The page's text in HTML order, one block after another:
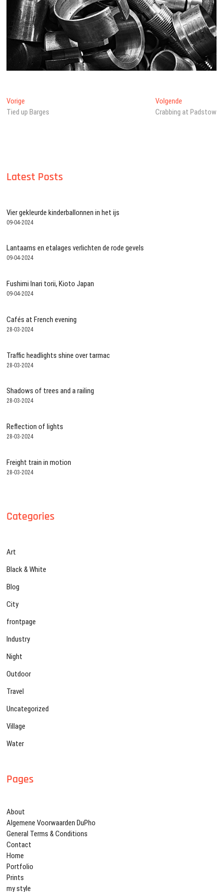
Bericht
navigatie
Vorige
bericht:
Tied up Barges
VolgendeVolgend
bericht:
Crabbing at Padstow
Latest Posts
Vier gekleurde kinderballonnen in het ijs
09-04-2024
Lantaarns en etalages verlichten de rode gevels
09-04-2024
Fushimi Inari torii, Kioto Japan
09-04-2024
Cafés at French evening
28-03-2024
Traffic headlights shine over tarmac
28-03-2024
Shadows of trees and a railing
28-03-2024
Reflection of lights
28-03-2024
Freight train in motion
28-03-2024
Categories
Art
Black & White
Blog
City
frontpage
Industry
Night
Outdoor
Travel
Uncategorized
Village
Water
Pages
About
Algemene Voorwaarden DuPho
General Terms & Conditions
Contact
Home
Portfolio
Prints
my style